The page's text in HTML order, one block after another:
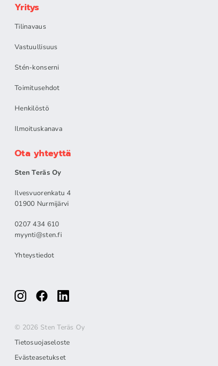
Yritys
Tilinavaus
Vastuullisuus
Stén-konserni
Toimitusehdot
Henkilöstö
Ilmoituskanava
Ota yhteyttä
Sten Teräs Oy
Ilvesvuorenkatu 4
01900 Nurmijärvi
0207 434 610
myynti@sten.fi
Yhteystiedot
© 2026 Sten Teräs Oy
Tietosuojaseloste
Evästeasetukset